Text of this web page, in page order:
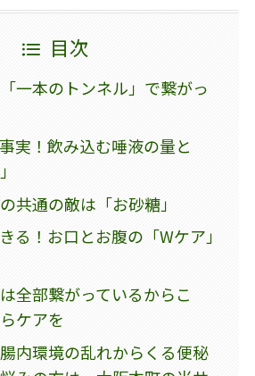
目次
一本のトンネル」で繋がっ
実！飲み込む唾液の量と
共通の敵は「お砂糖」
る！お口とお腹の「Wケア」
全部繋がっているからこ
ケアを
内環境の乱れからくる便秘